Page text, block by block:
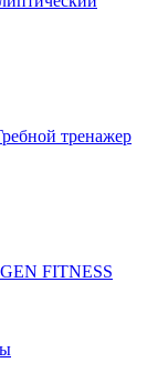
тренажер
FITNESS